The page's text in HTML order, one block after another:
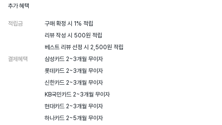
추가 혜택
적립금
구매 확정 시 1% 적립
리뷰 작성 시 500원 적립
베스트 리뷰 선정 시 2,500원 적립
결제혜택
삼성카드 2~3개월 무이자
롯데카드 2~3개월 무이자
신한카드 2~3개월 무이자
KB국민카드 2~3개월 무이자
현대카드 2~3개월 무이자
하나카드 2~5개월 무이자